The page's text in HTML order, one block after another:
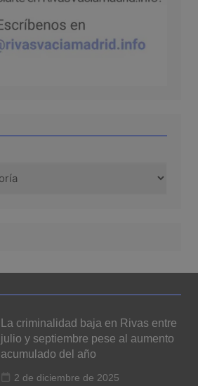
La criminalidad baja en Rivas entre
julio y septiembre pese al aumento
acumulado del año
2 de diciembre de 2025